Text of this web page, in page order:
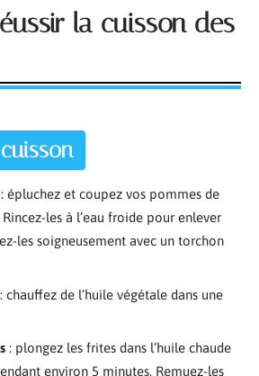
la cuisson des
: épluchez et coupez vos pommes de
les à l’eau froide pour enlever
les soigneusement avec un torchon
: chauffez de l’huile végétale dans une
: plongez les frites dans l’huile chaude
environ 5 minutes. Remuez-les